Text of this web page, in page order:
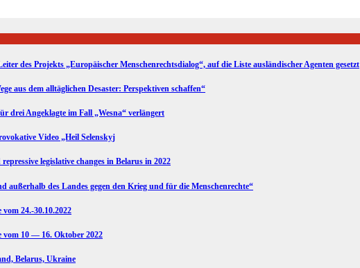
des Projekts „Europäischer Menschenrechtsdialog“, auf die Liste ausländischer Agenten gesetzt
aus dem alltäglichen Desaster: Perspektiven schaffen“
drei Angeklagte im Fall „Wesna“ verlängert
Video „Heil Selenskyj
legislative changes in Belarus in 2022
außerhalb des Landes gegen den Krieg und für die Menschenrechte“
24.-30.10.2022
vom 10 — 16. Oktober 2022
Belarus, Ukraine